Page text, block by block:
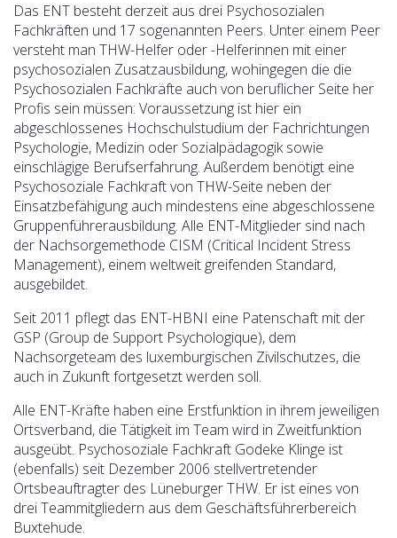
Das ENT besteht derzeit aus drei Psychosozialen
Fachkräften und 17 sogenannten Peers. Unter einem Peer
versteht man THW-Helfer oder -Helferinnen mit einer
psychosozialen Zusatzausbildung, wohingegen die die
Psychosozialen Fachkräfte auch von beruflicher Seite her
Profis sein müssen: Voraussetzung ist hier ein
abgeschlossenes Hochschulstudium der Fachrichtungen
Psychologie, Medizin oder Sozialpädagogik sowie
einschlägige Berufserfahrung. Außerdem benötigt eine
Psychosoziale Fachkraft von THW-Seite neben der
Einsatzbefähigung auch mindestens eine abgeschlossene
Gruppenführerausbildung. Alle ENT-Mitglieder sind nach
der Nachsorgemethode CISM (Critical Incident Stress
Management), einem weltweit greifenden Standard,
ausgebildet.
Seit 2011 pflegt das ENT-HBNI eine Patenschaft mit der
GSP (Group de Support Psychologique), dem
Nachsorgeteam des luxemburgischen Zivilschutzes, die
auch in Zukunft fortgesetzt werden soll.
Alle ENT-Kräfte haben eine Erstfunktion in ihrem jeweiligen
Ortsverband, die Tätigkeit im Team wird in Zweitfunktion
ausgeübt. Psychosoziale Fachkraft Godeke Klinge ist
(ebenfalls) seit Dezember 2006 stellvertretender
Ortsbeauftragter des Lüneburger THW. Er ist eines von
drei Teammitgliedern aus dem Geschäftsführerbereich
Buxtehude.